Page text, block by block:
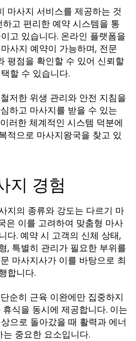
마사지 서비스를 제공하는 것
고 편리한 예약 시스템을 통
고 있습니다. 온라인 플랫폼을
마사지 예약이 가능하며, 전문
평점을 확인할 수 있어 신뢰할
할 수 있습니다.
저한 위생 관리와 안전 지침을
하고 마사지를 받을 수 있는
러한 체계적인 시스템 덕분에
적으로 마사지왕국을 찾고 있
지 경험
지의 종류와 강도는 다르기 마
은 이를 고려하여 맞춤형 마사
다. 예약 시 고객의 신체 상태,
, 특별히 관리가 필요한 부위를
마사지사가 이를 바탕으로 최
합니다.
순히 근육 이완에만 집중하지
식을 동시에 제공합니다. 이는
으로 돌아갔을 때 활력과 에너
중요한 요소입니다.